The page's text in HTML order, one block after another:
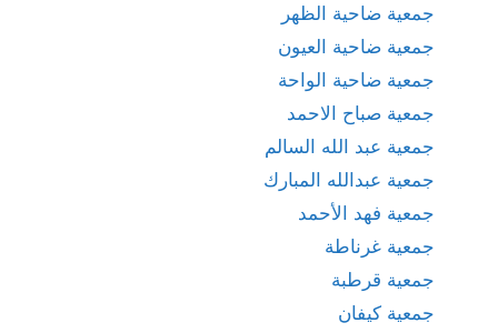
جمعية ضاحية الظهر
جمعية ضاحية العيون
جمعية ضاحية الواحة
جمعية صباح الاحمد
جمعية عبد الله السالم
جمعية عبدالله المبارك
جمعية فهد الأحمد
جمعية غرناطة
جمعية قرطبة
جمعية كيفان